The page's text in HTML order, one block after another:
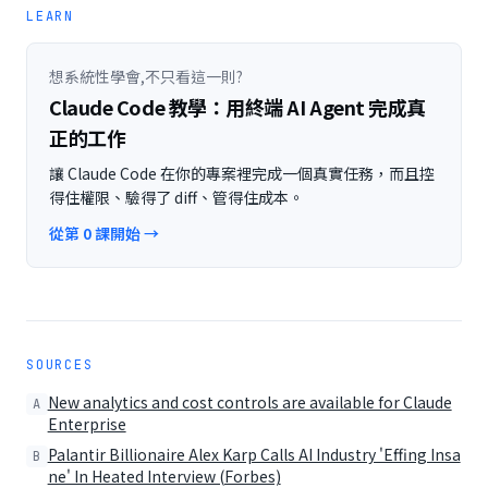
LEARN
想系統性學會,不只看這一則?
Claude Code 教學：用終端 AI Agent 完成真
正的工作
讓 Claude Code 在你的專案裡完成一個真實任務，而且控
得住權限、驗得了 diff、管得住成本。
從第 0 課開始 →
SOURCES
A New analytics and cost controls are available for Claude
Enterprise
B Palantir Billionaire Alex Karp Calls AI Industry 'Effing Insa
ne' In Heated Interview (Forbes)